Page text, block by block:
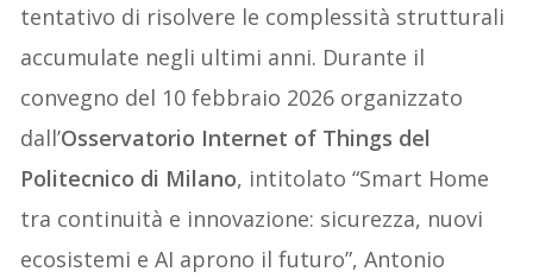
tentativo di risolvere le complessità strutturali
accumulate negli ultimi anni. Durante il
convegno del 10 febbraio 2026 organizzato
dall’Osservatorio Internet of Things del
Politecnico di Milano, intitolato “Smart Home
tra continuità e innovazione: sicurezza, nuovi
ecosistemi e AI aprono il futuro”, Antonio